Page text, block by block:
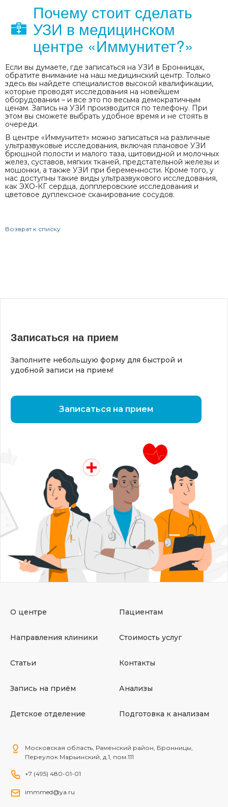
Почему стоит сделать
УЗИ в медицинском
центре «Иммунитет?»
Если вы думаете, где записаться на УЗИ в Бронницах,
обратите внимание на наш медицинский центр. Только
здесь вы найдете специалистов высокой квалификации,
которые проводят исследования на новейшем
оборудовании – и все это по весьма демократичным
ценам. Запись на УЗИ производится по телефону. При
этом вы сможете выбрать удобное время и не стоять в
очереди.
В центре «Иммунитет» можно записаться на различные
ультразвуковые исследования, включая плановое УЗИ
брюшной полости и малого таза, щитовидной и молочных
желез, суставов, мягких тканей, предстательной железы и
мошонки, а также УЗИ при беременности. Кроме того, у
нас доступны такие виды ультразвукового исследования,
как ЭХО-КГ сердца, допплеровские исследования и
цветовое дуплексное сканирование сосудов.
Возврат к списку
Записаться на прием
Заполните небольшую форму для быстрой и
удобной записи на прием!
Записаться на прием
О центре Пациентам
Направления клиники Стоимость услуг
Статьи Контакты
Запись на приём Анализы
Детское отделение Подготовка к анализам
Московская область, Раменский район, Бронницы,
Переулок Марьинский, д.1, пом.111
+7 (495) 480-01-01
immmed@ya.ru